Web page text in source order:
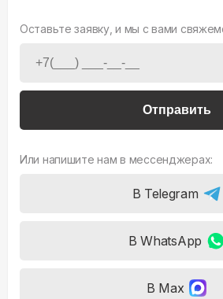
Оставьте заявку, и мы с вами
Отправить
Или напишите нам в мессенджерах:
В Telegram
В WhatsApp
В Max